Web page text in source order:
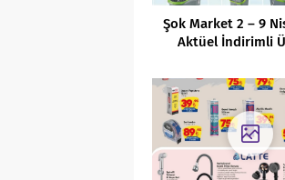
Şok Market 2 – 9
Aktüel İndirimli